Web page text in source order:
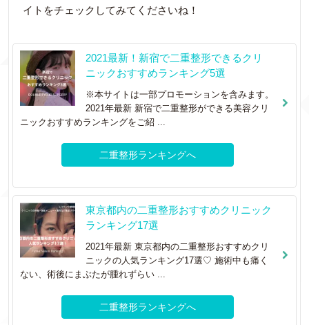
イトをチェックしてみてくださいね！
2021最新！新宿で二重整形できるクリ
ニックおすすめランキング5選
※本サイトは一部プロモーションを含みます。
2021年最新 新宿で二重整形ができる美容クリ
ニックおすすめランキングをご紹 ...
二重整形ランキングへ
東京都内の二重整形おすすめクリニック
ランキング17選
2021年最新 東京都内の二重整形おすすめクリ
ニックの人気ランキング17選♡ 施術中も痛く
ない、術後にまぶたが腫れずらい ...
二重整形ランキングへ